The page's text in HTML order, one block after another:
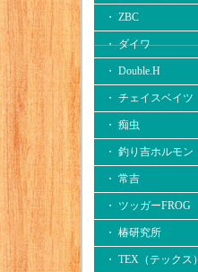
・ ZBC
・ ダイワ
・ Double.H
・ チェイスベイツ
・ 痴虫
・ 釣り吉ホルモン
・ 常吉
・ ツッガーFROG
・ 椿研究所
・ TEX（テックス）